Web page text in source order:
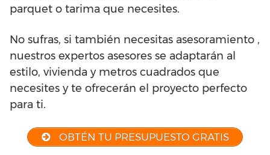
parquet o tarima que necesites.
No sufras, si también necesitas asesoramiento ,
nuestros expertos asesores se adaptarán al
estilo, vivienda y metros cuadrados que
necesites y te ofrecerán el proyecto perfecto
para ti.
OBTÉN TU PRESUPUESTO GRATIS